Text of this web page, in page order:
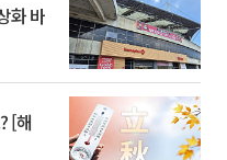
화 바
[해